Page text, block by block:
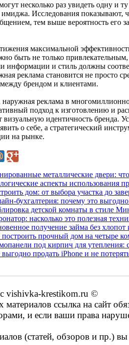
несколько раз увидеть одну и
Исследования показывают,
тем выше вероятность его
максимальной
быть не только
информации и стиль должны
реклама становится не
между брендом и клиентами.
реклама в
подход к изготовлению и
визуальную идентичность бренда.
о себе, а стратегический
на рынке.
металлические двери:
аспекты использования
дом: от выбора участка до
бухгалтерия: почему это выгодно
детской комнаты в стиле
насколько это полезная
получение займа без хлопот
прочный дом на четыре
под кирпич для утепления:
продать iPhone и не
vishivka-krestikom.ru ©
ссылка на сайт
и если ваши права
(статей, обзоров и пр.)